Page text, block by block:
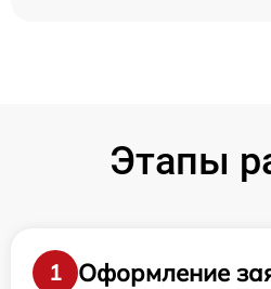
Этапы
1
Оформление